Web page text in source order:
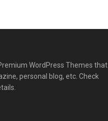
WordPress Themes that
personal blog, etc. Check